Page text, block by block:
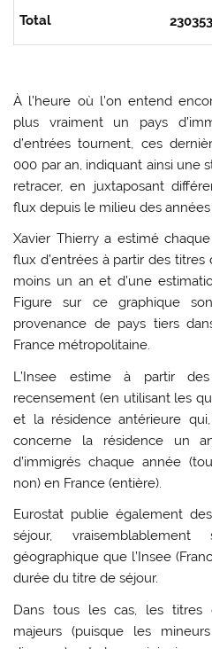
Total 230353
À l’heure où l’on entend
plus vraiment un pays
d’entrées tournent, ces
000 par an, indiquant ainsi une
retracer, en juxtaposant
flux depuis le milieu des années
Xavier Thierry a estimé
flux d’entrées à partir des titres
moins un an et d’une
Figure sur ce graphique
provenance de pays tiers
France métropolitaine.
L’Insee estime à partir
recensement (en utilisant les
et la résidence antérieure
concerne la résidence un
d’immigrés chaque année
non) en France (entière).
Eurostat publie également
séjour,
géographique que l’Insee
durée du titre de séjour.
Dans tous les cas, les titres
majeurs (puisque les